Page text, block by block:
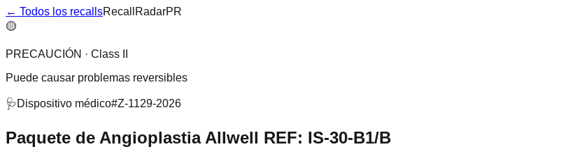
← Todos los recallsRecallRadarPR
🟡
PRECAUCIÓN · Class II
Puede causar problemas reversibles
🩺 Dispositivo médico#Z-1129-2026
Paquete de Angioplastia Allwell REF: IS-30-B1/B